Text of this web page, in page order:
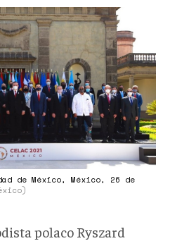
de México, México, 26 de
polaco Ryszard